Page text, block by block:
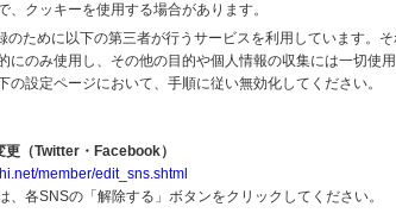
、クッキーを使用する場合があります。
のために以下の第三者が行うサービスを利用しています。
にのみ使用し、その他の目的や個人情報の収集には一切使
の設定ページにおいて、手順に従い無効化してください。
（Twitter・Facebook）
member/edit_sns.shtml
、各SNSの「解除する」ボタンをクリックしてください。